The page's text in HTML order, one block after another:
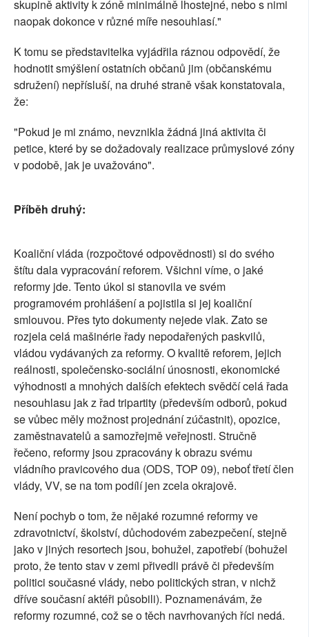
skupině aktivity k zóně minimálně lhostejné, nebo s nimi
naopak dokonce v různé míře nesouhlasí."
K tomu se představitelka vyjádřila ráznou odpovědí, že
hodnotit smýšlení ostatních občanů jim (občanskému
sdružení) nepřísluší, na druhé straně však konstatovala,
že:
"Pokud je mi známo, nevznikla žádná jiná aktivita či
petice, které by se dožadovaly realizace průmyslové zóny
v podobě, jak je uvažováno".
Příběh druhý:
Koaliční vláda (rozpočtové odpovědnosti) si do svého
štítu dala vypracování reforem. Všichni víme, o jaké
reformy jde. Tento úkol si stanovila ve svém
programovém prohlášení a pojistila si jej koaliční
smlouvou. Přes tyto dokumenty nejede vlak. Zato se
rozjela celá mašinérie řady nepodařených paskvilů,
vládou vydávaných za reformy. O kvalitě reforem, jejich
reálnosti, společensko-sociální únosnosti, ekonomické
výhodnosti a mnohých dalších efektech svědčí celá řada
nesouhlasu jak z řad tripartity (především odborů, pokud
se vůbec měly možnost projednání zúčastnit), opozice,
zaměstnavatelů a samozřejmě veřejnosti. Stručně
řečeno, reformy jsou zpracovány k obrazu svému
vládního pravicového dua (ODS, TOP 09), neboť třetí člen
vlády, VV, se na tom podílí jen zcela okrajově.
Není pochyb o tom, že nějaké rozumné reformy ve
zdravotnictví, školství, důchodovém zabezpečení, stejně
jako v jiných resortech jsou, bohužel, zapotřebí (bohužel
proto, že tento stav v zemi přivedli právě či především
politici současné vlády, nebo politických stran, v nichž
dříve současní aktéři působili). Poznamenávám, že
reformy rozumné, což se o těch navrhovaných říci nedá.